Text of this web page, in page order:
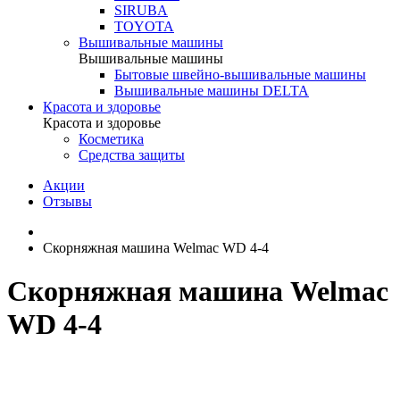
SIRUBA
TOYOTA
Вышивальные машины
Вышивальные машины
Бытовые швейно-вышивальные машины
Вышивальные машины DELTA
Красота и здоровье
Красота и здоровье
Косметика
Средства защиты
Акции
Отзывы
Скорняжная машина Welmac WD 4-4
Скорняжная машина Welmac
WD 4-4